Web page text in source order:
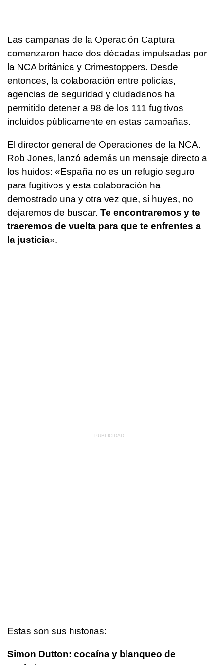
Las campañas de la Operación Captura
comenzaron hace dos décadas impulsadas por
la NCA británica y Crimestoppers. Desde
entonces, la colaboración entre policías,
agencias de seguridad y ciudadanos ha
permitido detener a 98 de los 111 fugitivos
incluidos públicamente en estas campañas.
El director general de Operaciones de la NCA,
Rob Jones, lanzó además un mensaje directo a
los huidos: «España no es un refugio seguro
para fugitivos y esta colaboración ha
demostrado una y otra vez que, si huyes, no
dejaremos de buscar. Te encontraremos y te
traeremos de vuelta para que te enfrentes a
la justicia».
Estas son sus historias:
Simon Dutton: cocaína y blanqueo de